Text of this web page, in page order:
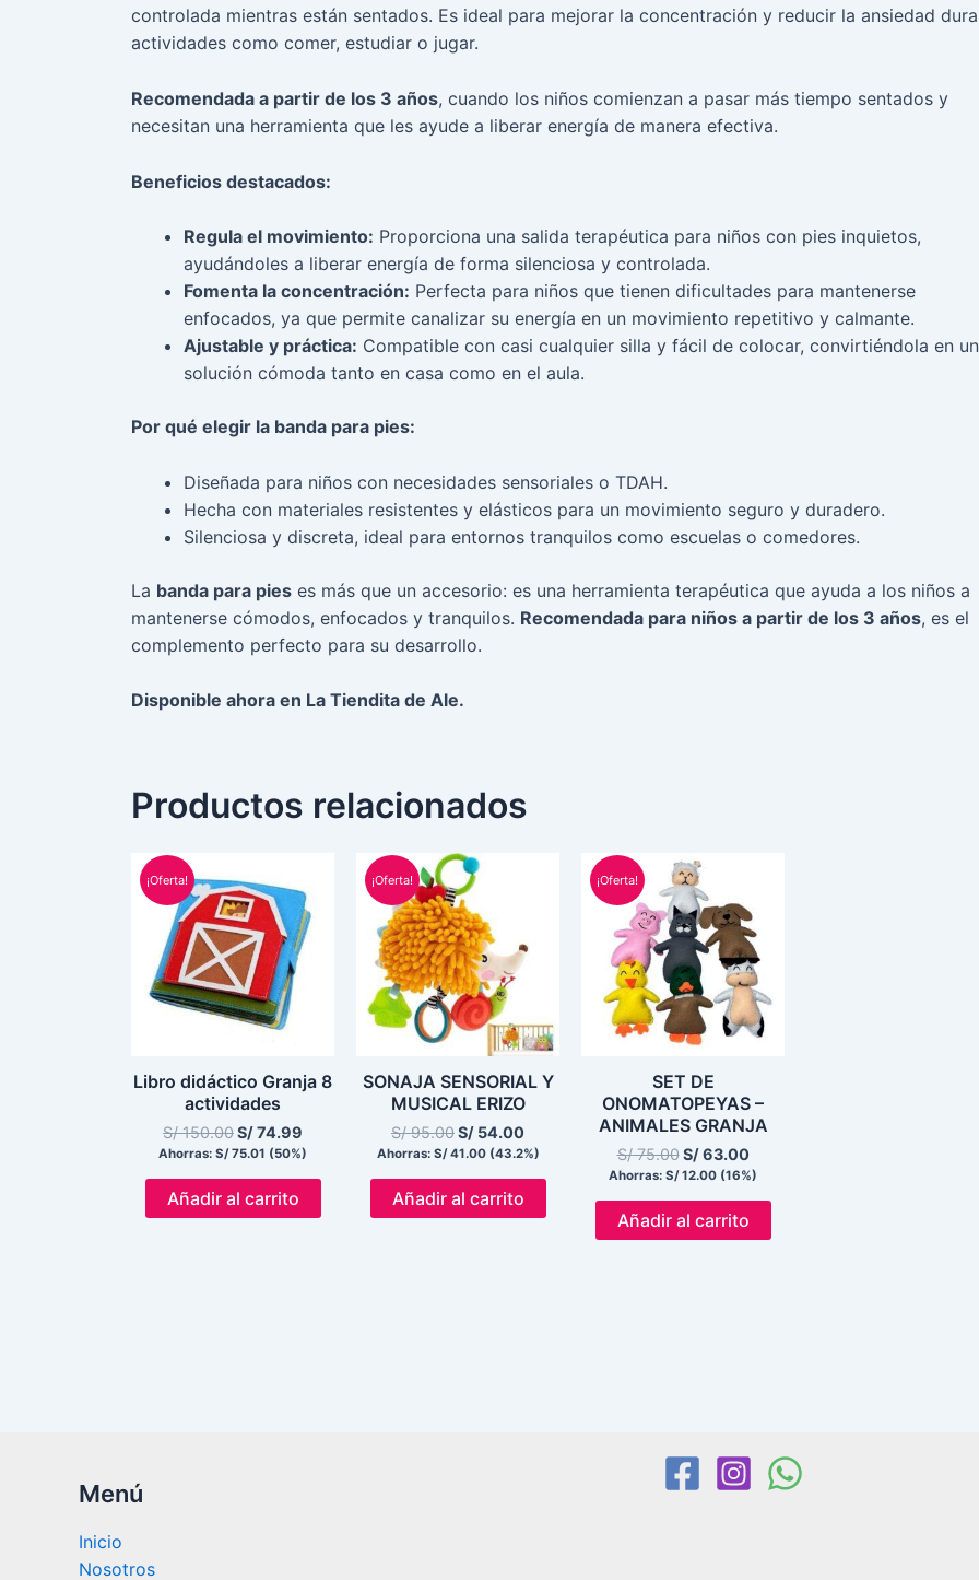
controlada mientras están sentados. Es ideal para mejorar la concentración y reducir la ansiedad
actividades como comer, estudiar o jugar.
Recomendada a partir de los 3 años, cuando los niños comienzan a pasar más tiempo sentados y
necesitan una herramienta que les ayude a liberar energía de manera efectiva.
Beneficios destacados:
Regula el movimiento: Proporciona una salida terapéutica para niños con pies inquietos,
ayudándoles a liberar energía de forma silenciosa y controlada.
Fomenta la concentración: Perfecta para niños que tienen dificultades para mantenerse
enfocados, ya que permite canalizar su energía en un movimiento repetitivo y calmante.
Ajustable y práctica: Compatible con casi cualquier silla y fácil de colocar, convirtiéndola en
solución cómoda tanto en casa como en el aula.
Por qué elegir la banda para pies:
Diseñada para niños con necesidades sensoriales o TDAH.
Hecha con materiales resistentes y elásticos para un movimiento seguro y duradero.
Silenciosa y discreta, ideal para entornos tranquilos como escuelas o comedores.
La banda para pies es más que un accesorio: es una herramienta terapéutica que ayuda a los niños a
mantenerse cómodos, enfocados y tranquilos. Recomendada para niños a partir de los 3 años, es el
complemento perfecto para su desarrollo.
Disponible ahora en La Tiendita de Ale.
Productos relacionados
¡Oferta!
Libro didáctico Granja 8
actividades
S/150.00
precio
original
era:
S/ 150.00.
S/74.99
actual
es:
S/ 74.99.
Ahorras: S/75.01 (50%)
Añadir al carrito
¡Oferta!
SONAJA SENSORIAL Y
MUSICAL ERIZO
S/95.00
El
precio
original
era:
S/ 95.00.
S/ 54.00
S/ 54.00.
Ahorras: S/41.00 (43.2%)
Añadir al carrito
¡Oferta!
SET DE
ONOMATOPEYAS –
ANIMALES GRANJA
S/75.00
El
precio
original
era:
S/ 75.00.
S/63.00
es:
S/ 63.00.
Ahorras: S/12.00 (16%)
Añadir al carrito
Menú
Inicio
Nosotros